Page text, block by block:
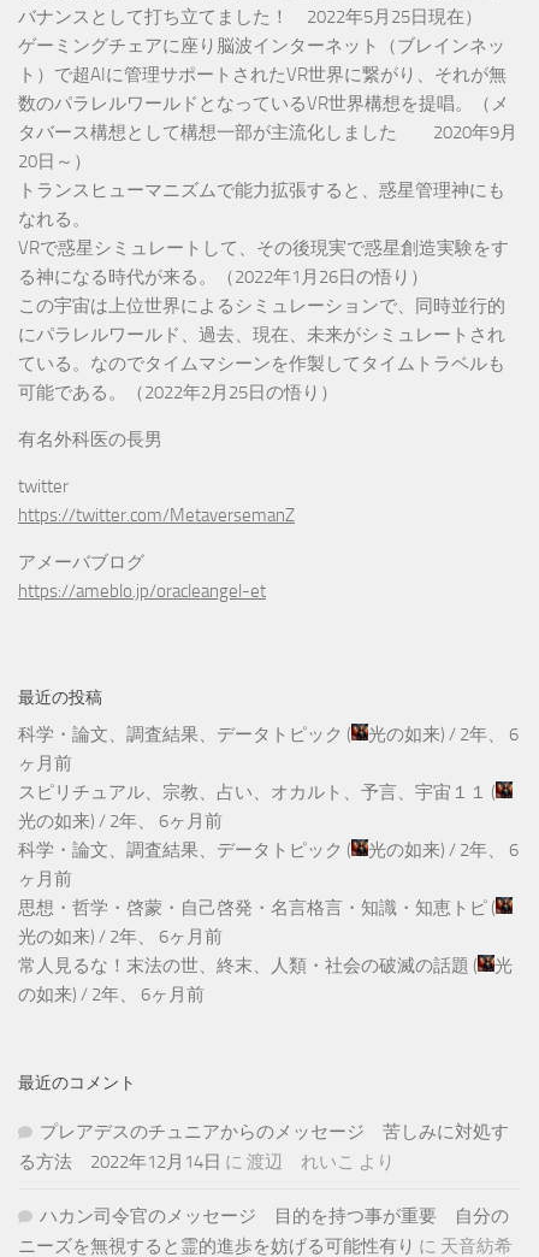
バナンスとして打ち立てました！ 2022年5月25日現在）
ゲーミングチェアに座り脳波インターネット（ブレインネッ
ト）で超AIに管理サポートされたVR世界に繋がり、それが無
数のパラレルワールドとなっているVR世界構想を提唱。（メ
タバース構想として構想一部が主流化しました 2020年9月
20日～）
トランスヒューマニズムで能力拡張すると、惑星管理神にも
なれる。
VRで惑星シミュレートして、その後現実で惑星創造実験をす
る神になる時代が来る。（2022年1月26日の悟り）
この宇宙は上位世界によるシミュレーションで、同時並行的
にパラレルワールド、過去、現在、未来がシミュレートされ
ている。なのでタイムマシーンを作製してタイムトラベルも
可能である。（2022年2月25日の悟り）
有名外科医の長男
twitter
https://twitter.com/MetaversemanZ
アメーバブログ
https://ameblo.jp/oracleangel-et
最近の投稿
科学・論文、調査結果、データトピック ( 光の如来) / 2年、 6
ヶ月前
スピリチュアル、宗教、占い、オカルト、予言、宇宙１１ (
光の如来) / 2年、 6ヶ月前
科学・論文、調査結果、データトピック ( 光の如来) / 2年、 6
ヶ月前
思想・哲学・啓蒙・自己啓発・名言格言・知識・知恵トピ (
光の如来) / 2年、 6ヶ月前
常人見るな！末法の世、終末、人類・社会の破滅の話題 (
光
の如来) / 2年、 6ヶ月前
最近のコメント
プレアデスのチュニアからのメッセージ 苦しみに対処す
る方法 2022年12月14日 に 渡辺 れいこ より
ハカン司令官のメッセージ 目的を持つ事が重要 自分の
ニーズを無視すると霊的進歩を妨げる可能性有り に 天音紡希